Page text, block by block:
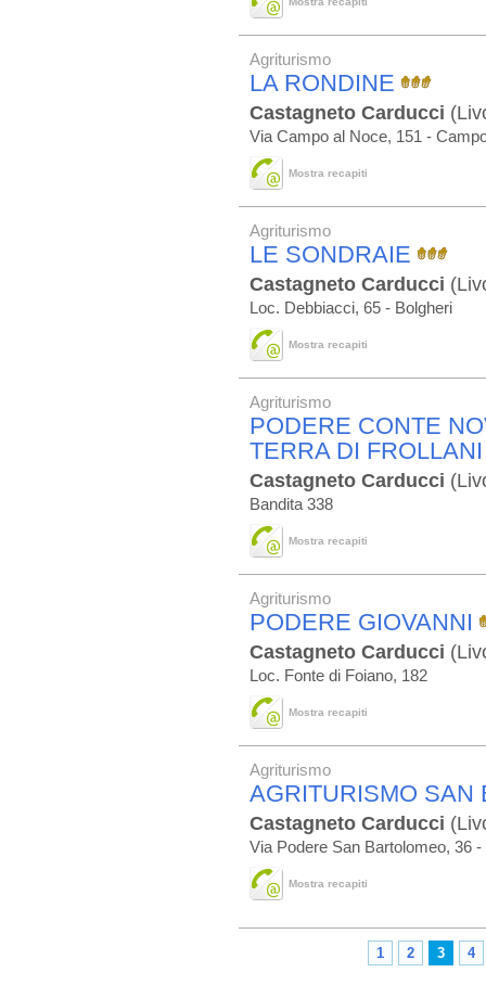
Agriturismo
LA RONDINE
Castagneto Carducci
Via Campo al Noce, 151 -
Mostra recapiti
Agriturismo
LE SONDRAIE
Castagneto Carducci
Loc. Debbiacci, 65 - Bolgheri
Mostra recapiti
Agriturismo
PODERE CONTE
TERRA DI
Castagneto Carducci
Bandita 338
Mostra recapiti
Agriturismo
PODERE GIOVANNI
Castagneto Carducci
Loc. Fonte di Foiano, 182
Mostra recapiti
Agriturismo
AGRITURISMO SAN
Castagneto Carducci
Via Podere San Bartolomeo, 36
Mostra recapiti
1 2 3 4